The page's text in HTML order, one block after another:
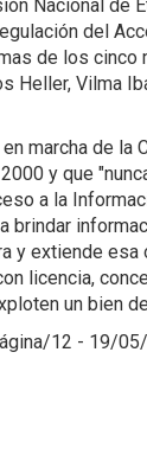
Nacional de
del
de los cinco
Heller, Vilma
marcha de la
y que
a la
brindar
y extiende esa
licencia,
un bien
12 - 19/